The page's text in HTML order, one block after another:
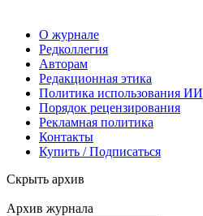
О журнале
Редколлегия
Авторам
Редакционная этика
Политика использования ИИ
Порядок рецензирования
Рекламная политика
Контакты
Купить / Подписаться
Скрыть архив
Архив журнала